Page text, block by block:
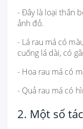
- Đây là loại thân
ảnh đỏ.
- Lá rau má có
cuống lá dài, có
- Hoa rau má có
- Quả rau má có
2. Một số